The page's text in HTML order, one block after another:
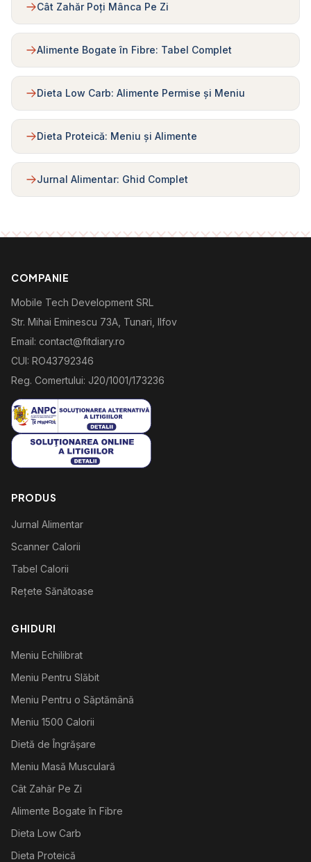
Cât Zahăr Poți Mânca Pe Zi
Alimente Bogate în Fibre: Tabel Complet
Dieta Low Carb: Alimente Permise și Meniu
Dieta Proteică: Meniu și Alimente
Jurnal Alimentar: Ghid Complet
COMPANIE
Mobile Tech Development SRL
Str. Mihai Eminescu 73A, Tunari, Ilfov
Email: contact@fitdiary.ro
CUI: RO43792346
Reg. Comertului: J20/1001/173236
PRODUS
Jurnal Alimentar
Scanner Calorii
Tabel Calorii
Rețete Sănătoase
GHIDURI
Meniu Echilibrat
Meniu Pentru Slăbit
Meniu Pentru o Săptămână
Meniu 1500 Calorii
Dietă de Îngrășare
Meniu Masă Musculară
Cât Zahăr Pe Zi
Alimente Bogate în Fibre
Dieta Low Carb
Dieta Proteică